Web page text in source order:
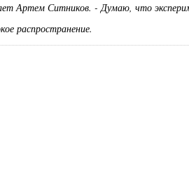
Артем Ситников. - Думаю, что
распространение.